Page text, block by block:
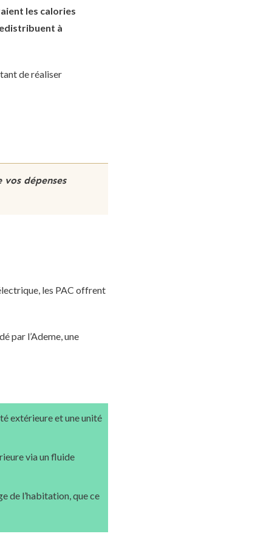
les calories
à
de réaliser
dépenses
les PAC offrent
par l’Ademe, une
extérieure et une unité
via un fluide
de l’habitation, que ce